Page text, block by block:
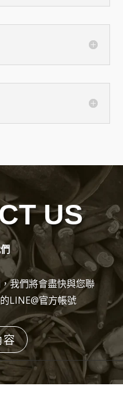
US
我們將會盡快與您聯
LINE@官方帳號
容